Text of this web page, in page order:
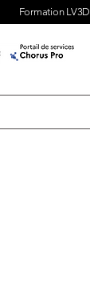
Formation LV3D